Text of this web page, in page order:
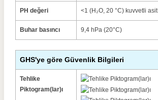
PH değeri <1 (H₂O, 20 °C) kuvvetli asit
Buhar basıncı 9,4 hPa (20°C)
GHS'ye göre Güvenlik Bilgileri
Tehlike
Piktogram(lar)ı